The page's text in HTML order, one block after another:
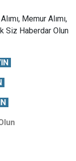
Memur Alımı,
Siz Haberdar Olun